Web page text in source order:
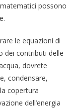
possono
le equazioni di
dei contributi delle
dovrete
condensare,
copertura
dell’energia